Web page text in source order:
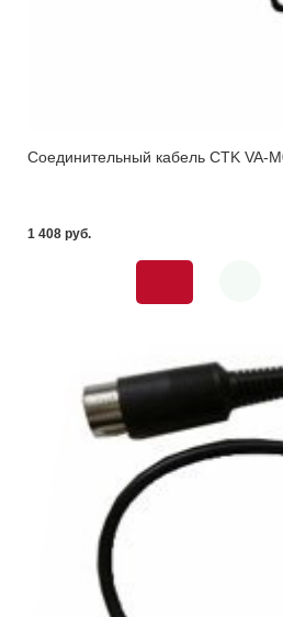
Соединительный кабель CTK VA-
1 408 pуб.